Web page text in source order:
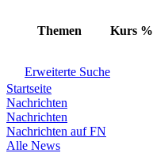
Themen Kurs %
Erweiterte Suche
Startseite
Nachrichten
Nachrichten
Nachrichten auf FN
Alle News